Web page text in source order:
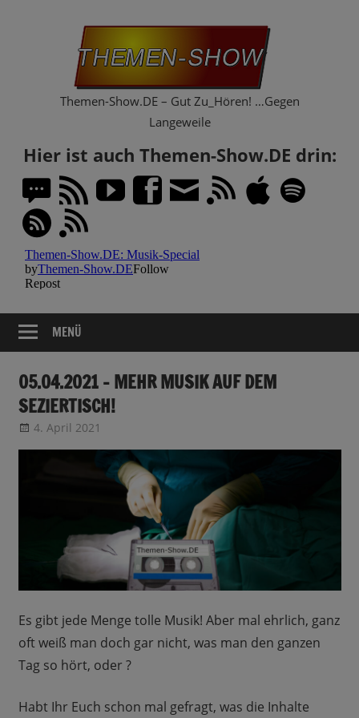
Themen-Show.DE – Gut Zu_Hören! …Gegen
Langeweile
Hier ist auch Themen-Show.DE drin:
MENÜ
05.04.2021 – MEHR MUSIK AUF DEM
SEZIERTISCH!
4. April 2021
Es gibt jede Menge tolle Musik! Aber mal ehrlich, ganz
oft weiß man doch gar nicht, was man den ganzen
Tag so hört, oder ?
Habt Ihr Euch schon mal gefragt, was die Inhalte